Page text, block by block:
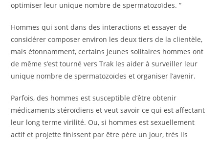
optimiser leur unique nombre de spermatozoïdes. “
Hommes qui sont dans des interactions et essayer de
considérer composer environ les deux tiers de la clientèle,
mais étonnamment, certains jeunes solitaires hommes ont
de même s’est tourné vers Trak les aider à surveiller leur
unique nombre de spermatozoïdes et organiser l’avenir.
Parfois, des hommes est susceptible d’être obtenir
médicaments stéroïdiens et veut savoir ce qui est affectant
leur long terme virilité. Ou, si hommes est sexuellement
actif et projette finissent par être père un jour, très ils